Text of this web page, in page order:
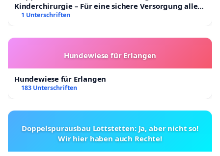
aufgrund der Abstandsgrenze zu einer wilden
Bitte helft uns mit dieser Petition und wir können
weiter die Region mit geilen Burgern versorgen -
Kinderchirurgie – Für eine sichere Versorgung aller
Kinder in Deutschland
1 Unterschriften
Hundewiese für Erlangen
Hundewiese für Erlangen
183 Unterschriften
Doppelspurausbau Lottstetten: Ja, aber nicht so!
Wir hier haben auch Rechte!